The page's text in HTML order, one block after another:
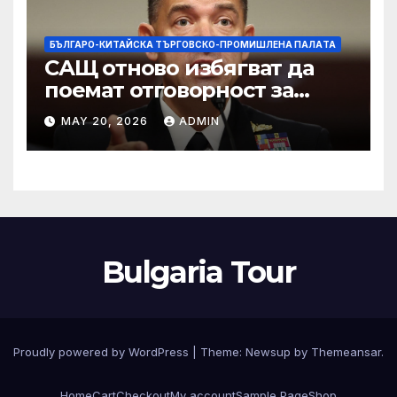
БЪЛГАРО-КИТАЙСКА ТЪРГОВСКО-ПРОМИШЛЕНА ПАЛAТА
САЩ отново избягват да
поемат отговорност за
нападението в училище в
Иран, при което загинаха
155 души
MAY 20, 2026 ADMIN
Bulgaria Tour
Proudly powered by WordPress Theme: Newsup by Themeansar.